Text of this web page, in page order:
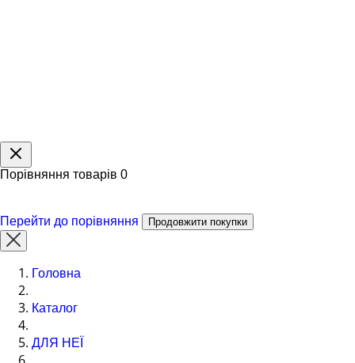
Порівняння товарів 0
Перейти до порівняння Продовжити покупки
Головна
Каталог
ДЛЯ НЕЇ